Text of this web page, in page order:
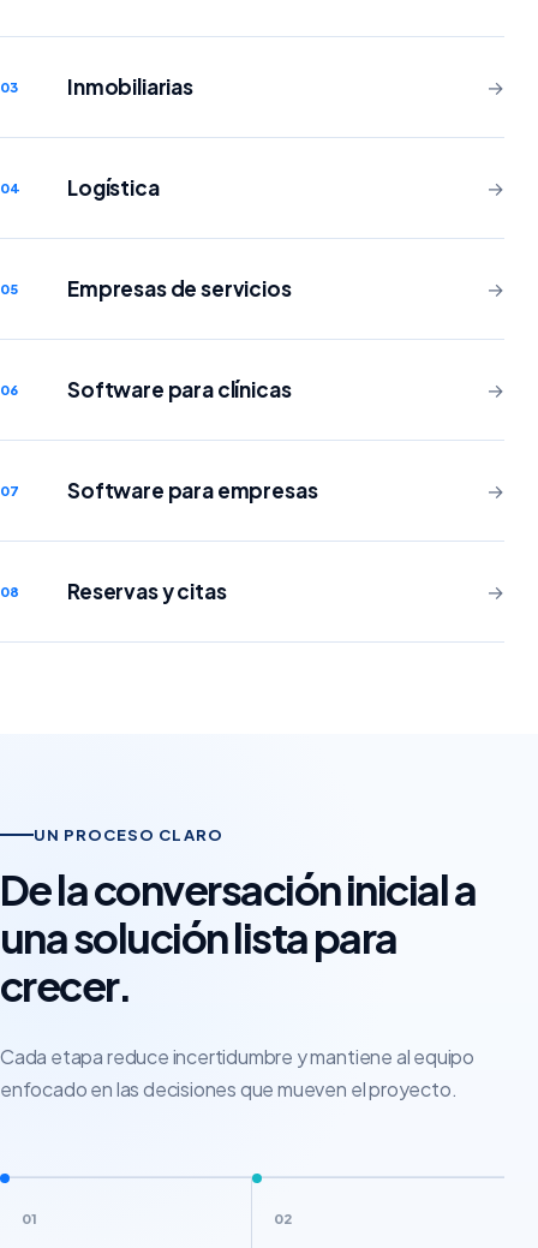
03 Inmobiliarias →
04 Logística →
05 Empresas de servicios →
06 Software para clínicas →
07 Software para empresas →
08 Reservas y citas →
UN PROCESO CLARO
De la conversación inicial a
una solución lista para
crecer.
Cada etapa reduce incertidumbre y mantiene al equipo
enfocado en las decisiones que mueven el proyecto.
01 02